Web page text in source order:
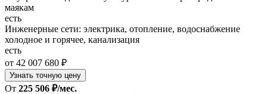
маякам
есть
Инженерные сети: электрика, отопление, водоснабжение
холодное и горячее, канализация
есть
от 42 007 680 ₽
Узнать точную цену
От 225 506 ₽/мес.